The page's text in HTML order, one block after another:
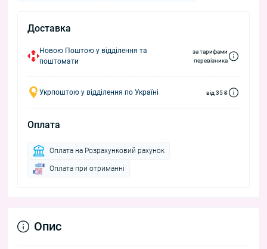
Доставка
Новою Поштою у відділення та
поштомати
за тарифами
перевізника
Укрпоштою у відділення по Україні від 35 ₴
Оплата
Оплата на Розрахунковий рахунок
Оплата при отриманні
Опис